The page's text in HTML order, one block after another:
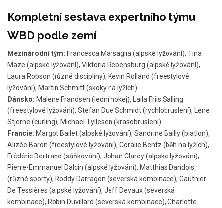
Kompletní sestava expertního týmu
WBD podle zemí
Mezinárodní tým: Francesca Marsaglia (alpské lyžování), Tina
Maze (alpské lyžování), Viktoria Rebensburg (alpské lyžování),
Laura Robson (různé disciplíny), Kevin Rolland (freestylové
lyžování), Martin Schmitt (skoky na lyžích).
Dánsko: Malene Frandsen (lední hokej), Laila Friis Salling
(freestylové lyžování), Stefan Due Schmidt (rychlobruslení), Lene
Stjerne (curling), Michael Tyllesen (krasobruslení).
Francie: Margot Bailet (alpské lyžování), Sandrine Bailly (biatlon),
Alizée Baron (freestylové lyžování), Coralie Bentz (běh na lyžích),
Frédéric Bertrand (sáňkování), Johan Clarey (alpské lyžování),
Pierre-Emmanuel Dalcin (alpské lyžování), Matthias Dandois
(různé sporty), Roddy Darragon (severská kombinace), Gauthier
De Tessières (alpské lyžování), Jeff Devaux (severská
kombinace), Robin Duvillard (severská kombinace), Charlotte